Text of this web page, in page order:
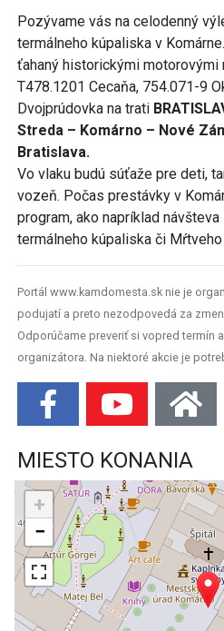
Pozývame vás na celodenný
termálneho kúpaliska v
ťahaný historickými motorovými
T478.1201 Cecaňa, 754.071-9
Dvojprúdovka na trati
Streda – Komárno – Nové
Bratislava.
Vo vlaku budú súťaže pre deti,
vozeň. Počas prestávky v
program, ako napríklad návšteva
termálneho kúpaliska či Mŕtveho
Portál www.kamdomesta.sk nie je
podujatí a preto nezodpovedá za
Odporúčame preveriť si vopred termín
organizátora. Na niektoré akcie je
MIESTO KONANIA
+
−